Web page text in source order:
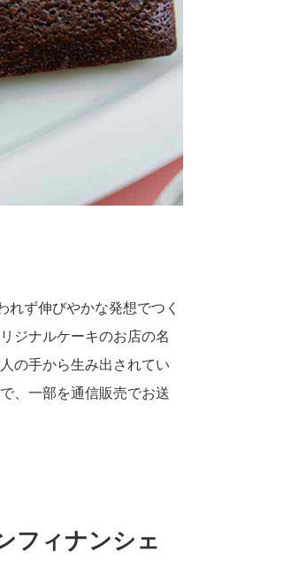
ず伸びやかな発想でつく
ジナルケーキのお店の名
の手から生み出されてい
、一部を通信販売でお送
フィナンシェ